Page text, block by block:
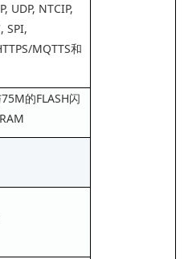
UDP, NTCIP,
SPI,
MQTTS和
的FLASH闪